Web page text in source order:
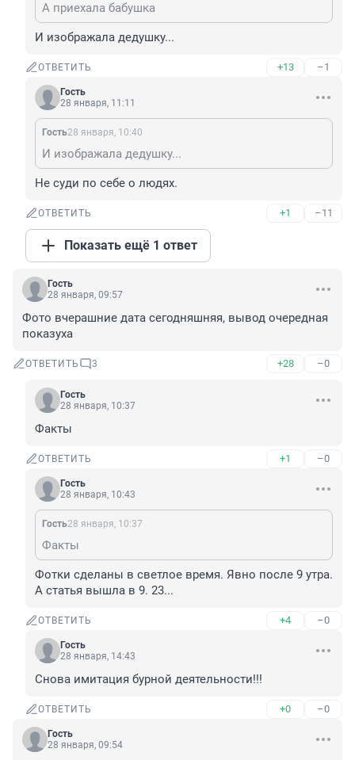
А приехала бабушка
И изображала дедушку...
ОТВЕТИТЬ +13 –1
Гость
28 января, 11:11
Гость28 января, 10:40
И изображала дедушку...
Не суди по себе о людях.
ОТВЕТИТЬ +1 –11
Показать ещё 1 ответ
Гость
28 января, 09:57
Фото вчерашние дата сегодняшняя, вывод очередная
показуха
ОТВЕТИТЬ 3 +28 –0
Гость
28 января, 10:37
Факты
ОТВЕТИТЬ +1 –0
Гость
28 января, 10:43
Гость28 января, 10:37
Факты
Фотки сделаны в светлое время. Явно после 9 утра.
А статья вышла в 9. 23...
ОТВЕТИТЬ +4 –0
Гость
28 января, 14:43
Снова имитация бурной деятельности!!!
ОТВЕТИТЬ +0 –0
Гость
28 января, 09:54